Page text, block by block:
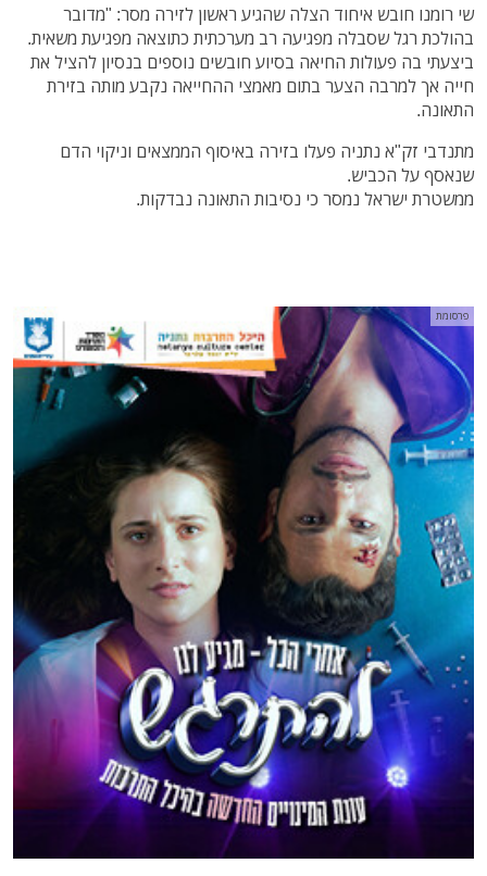
שי רומנו חובש איחוד הצלה שהגיע ראשון לזירה מסר: "מדובר
בהולכת רגל שסבלה מפגיעה רב מערכתית כתוצאה מפגיעת משאית.
ביצעתי בה פעולות החיאה בסיוע חובשים נוספים בנסיון להציל את
חייה אך למרבה הצער בתום מאמצי ההחייאה נקבע מותה בזירת
התאונה.
מתנדבי זק"א נתניה פעלו בזירה באיסוף הממצאים וניקוי הדם
שנאסף על הכביש.
ממשטרת ישראל נמסר כי נסיבות התאונה נבדקות.
פרסומת